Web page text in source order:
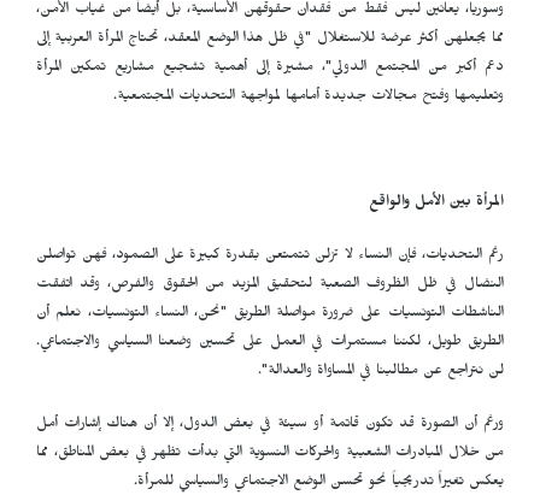
وسوريا، يعانين ليس فقط من فقدان حقوقهن الأساسية، بل أيضاً من غياب الأمن،
مما يجعلهن أكثر عرضة للاستغلال "في ظل هذا الوضع المعقد، تحتاج المرأة العربية إلى
دعم أكبر من المجتمع الدولي"، مشيرة إلى أهمية تشجيع مشاريع تمكين المرأة
وتعليمها وفتح مجالات جديدة أمامها لمواجهة التحديات المجتمعية.
المرأة بين الأمل والواقع
رغم التحديات، فإن النساء لا تزلن تتمتعن بقدرة كبيرة على الصمود، فهن تواصلن
النضال في ظل الظروف الصعبة لتحقيق المزيد من الحقوق والفرص، وقد اتفقت
الناشطات التونسيات على ضرورة مواصلة الطريق "نحن، النساء التونسيات، نعلم أن
الطريق طويل، لكننا مستمرات في العمل على تحسين وضعنا السياسي والاجتماعي.
لن نتراجع عن مطالبنا في المساواة والعدالة".
ورغم أن الصورة قد تكون قاتمة أو سيئة في بعض الدول، إلا أن هناك إشارات أمل
من خلال المبادرات الشعبية والحركات النسوية التي بدأت تظهر في بعض المناطق، مما
يعكس تغيراً تدريجياً نحو تحسن الوضع الاجتماعي والسياسي للمرأة.